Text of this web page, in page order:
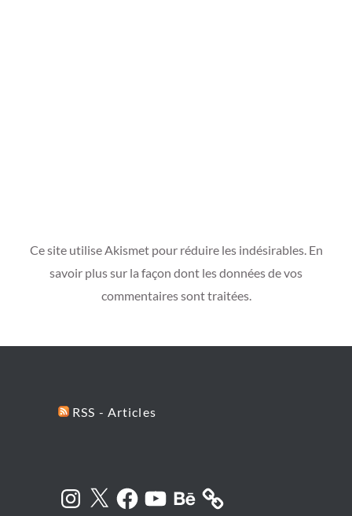
Ce site utilise Akismet pour réduire les indésirables. En
savoir plus sur la façon dont les données de vos
commentaires sont traitées.
RSS - Articles
Instagram
X Facebook
YouTubeBehance